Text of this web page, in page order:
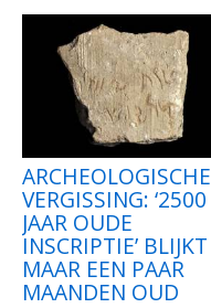
ARCHEOLOGISCHE
VERGISSING: ‘2500
JAAR OUDE
INSCRIPTIE’ BLIJKT
MAAR EEN PAAR
MAANDEN OUD